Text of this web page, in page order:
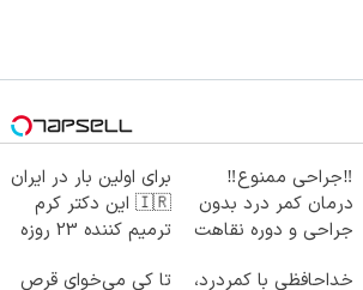
‼️جراحی ممنوع‼️
درمان کمر درد بدون
جراحی و دوره نقاهت
برای اولین بار در ایران
🇮🇷 این دکتر کرم
ترمیم کننده 23 روزه
خداحافظی با کمردرد،
تا کی می‌خوای قرص